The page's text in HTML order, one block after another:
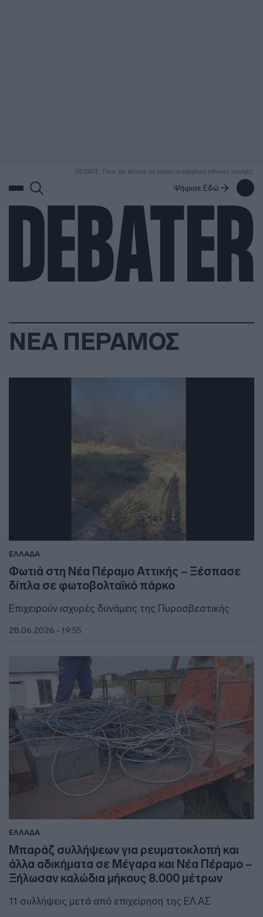
DEBATE: Πότε θα θέλατε να γίνουν οι επόμενες εθνικές εκλογές;
Ψήφισε Εδώ
ΝΕΑ ΠΕΡΑΜΟΣ
ΕΛΛΑΔΑ
Φωτιά στη Νέα Πέραμο Αττικής – Ξέσπασε
δίπλα σε φωτοβολταϊκό πάρκο
Επιχειρούν ισχυρές δυνάμεις της Πυροσβεστικής
28.06.2026 - 19:55
ΕΛΛΑΔΑ
Μπαράζ συλλήψεων για ρευματοκλοπή και
άλλα αδικήματα σε Μέγαρα και Νέα Πέραμο –
Ξήλωσαν καλώδια μήκους 8.000 μέτρων
11 συλλήψεις μετά από επιχείρηση της ΕΛ.ΑΣ